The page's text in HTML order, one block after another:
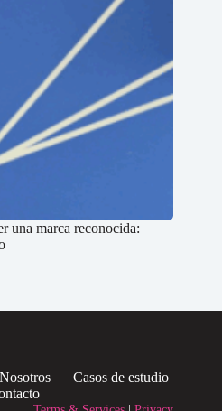
una marca reconocida:
Nosotros
Casos de estudio